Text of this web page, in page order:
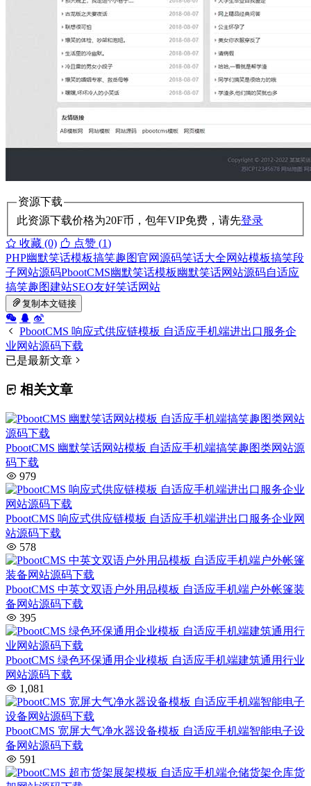
资源下载
此资源下载价格为20F币，包年VIP免费，请先登录
收藏 (0)
点赞 (1)
PHP幽默笑话模板搞笑趣图官网源码笑话大全网站模板搞笑段
子网站源码PbootCMS幽默笑话模板幽默笑话网站源码自适应
搞笑趣图建站SEO友好笑话网站
复制本文链接
PbootCMS 响应式供应链模板 自适应手机端进出口服务企
业网站源码下载
已是最新文章
相关文章
PbootCMS 幽默笑话网站模板 自适应手机端搞笑趣图类网站源
码下载
979
PbootCMS 响应式供应链模板 自适应手机端进出口服务企业网
站源码下载
578
PbootCMS 中英文双语户外用品模板 自适应手机端户外帐篷装
备网站源码下载
395
PbootCMS 绿色环保通用企业模板 自适应手机端建筑通用行业
网站源码下载
1,081
PbootCMS 宽屏大气净水器设备模板 自适应手机端智能电子设
备网站源码下载
591